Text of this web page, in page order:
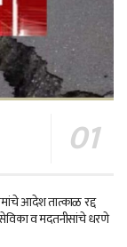
आदेश तात्काळ रद्द
व मदतनीसांचे धरणे